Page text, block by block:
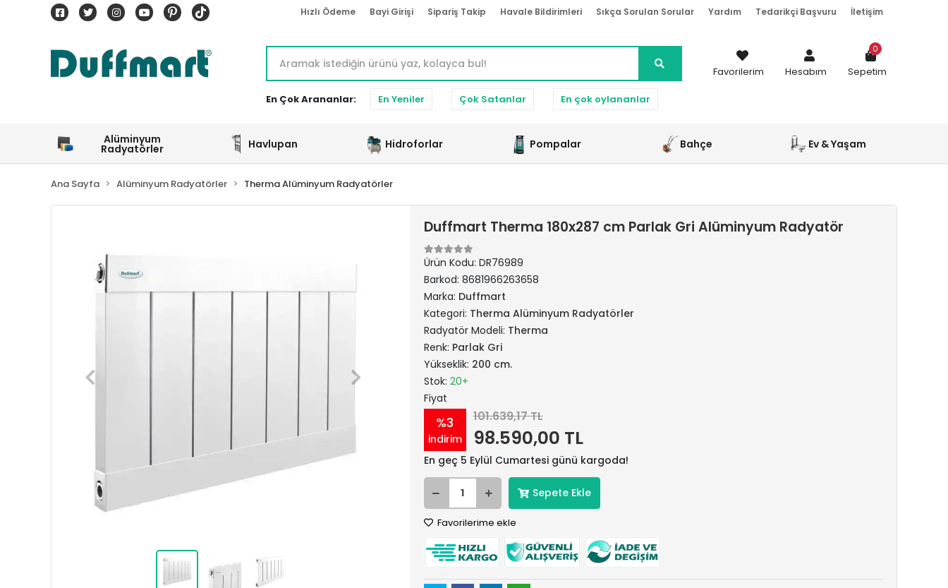
Hızlı Ödeme Bayi Girişi Sipariş Takip Havale Bildirimleri Sıkça Sorulan Sorular Yardım Tedarikçi Başvuru İletişim
En Çok Arananlar: En Yeniler Çok Satanlar En çok oylananlar
Favorilerim Hesabım Sepetim
0
Alüminyum
Radyatörler Havlupan Hidroforlar Pompalar Bahçe Ev & Yaşam
Ana Sayfa Alüminyum Radyatörler Therma Alüminyum Radyatörler
Duffmart Therma 180x287 cm Parlak Gri Alüminyum Radyatör
Ürün Kodu: DR76989
Barkod: 8681966263658
Marka: Duffmart
Kategori: Therma Alüminyum Radyatörler
Radyatör Modeli: Therma
Renk: Parlak Gri
Yükseklik: 200 cm.
Stok: 20+
Fiyat
%3
indirim
101.639,17 TL
98.590,00 TL
En geç 5 Eylül Cumartesi günü kargoda!
Sepete Ekle
Favorilerime ekle